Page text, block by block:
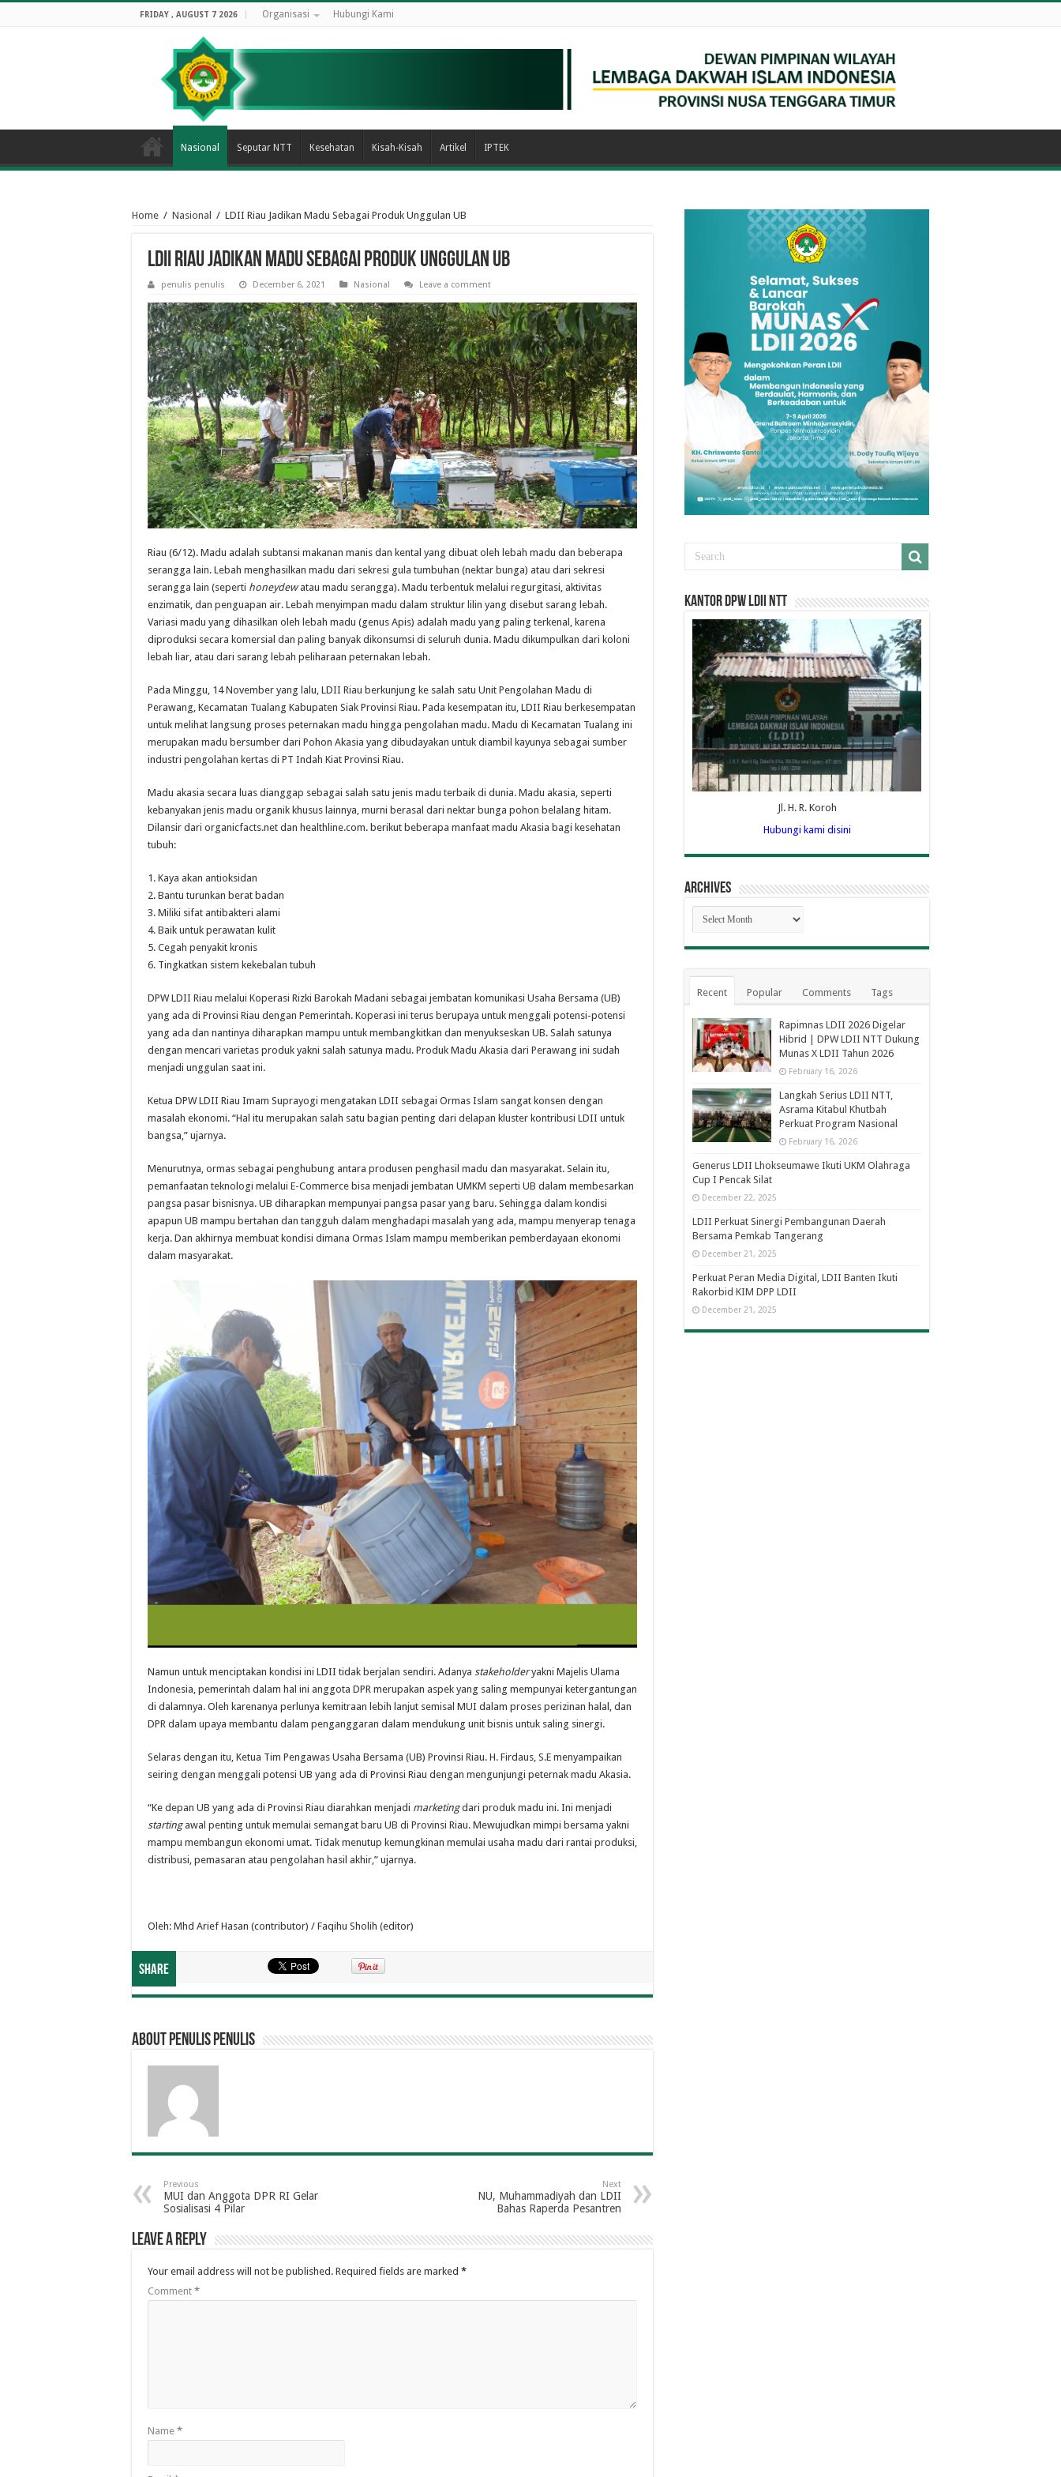
FRIDAY , AUGUST 7 2026 Organisasi Hubungi Kami
Nasional Seputar NTT Kesehatan Kisah-Kisah Artikel IPTEK
Home / Nasional / LDII Riau Jadikan Madu Sebagai Produk Unggulan UB
LDII Riau Jadikan Madu Sebagai Produk Unggulan UB
penulis penulis December 6, 2021 Nasional Leave a comment
Riau (6/12). Madu adalah subtansi makanan manis dan kental yang dibuat oleh lebah madu dan beberapa
serangga lain. Lebah menghasilkan madu dari sekresi gula tumbuhan (nektar bunga) atau dari sekresi
serangga lain (seperti honeydewatau madu serangga). Madu terbentuk melalui regurgitasi, aktivitas
enzimatik, dan penguapan air. Lebah menyimpan madu dalam struktur lilin yang disebut sarang lebah.
Variasi madu yang dihasilkan oleh lebah madu (genus Apis) adalah madu yang paling terkenal, karena
diproduksi secara komersial dan paling banyak dikonsumsi di seluruh dunia. Madu dikumpulkan dari koloni
lebah liar, atau dari sarang lebah peliharaan peternakan lebah.
Pada Minggu, 14 November yang lalu, LDII Riau berkunjung ke salah satu Unit Pengolahan Madu di
Perawang, Kecamatan Tualang Kabupaten Siak Provinsi Riau. Pada kesempatan itu, LDII Riau berkesempatan
untuk melihat langsung proses peternakan madu hingga pengolahan madu. Madu di Kecamatan Tualang ini
merupakan madu bersumber dari Pohon Akasia yang dibudayakan untuk diambil kayunya sebagai sumber
industri pengolahan kertas di PT Indah Kiat Provinsi Riau.
Madu akasia secara luas dianggap sebagai salah satu jenis madu terbaik di dunia. Madu akasia, seperti
kebanyakan jenis madu organik khusus lainnya, murni berasal dari nektar bunga pohon belalang hitam.
Dilansir dari organicfacts.net dan healthline.com. berikut beberapa manfaat madu Akasia bagi kesehatan
tubuh:
1. Kaya akan antioksidan
2. Bantu turunkan berat badan
3. Miliki sifat antibakteri alami
4. Baik untuk perawatan kulit
5. Cegah penyakit kronis
6. Tingkatkan sistem kekebalan tubuh
DPW LDII Riau melalui Koperasi Rizki Barokah Madani sebagai jembatan komunikasi Usaha Bersama (UB)
yang ada di Provinsi Riau dengan Pemerintah. Koperasi ini terus berupaya untuk menggali potensi-potensi
yang ada dan nantinya diharapkan mampu untuk membangkitkan dan menyukseskan UB. Salah satunya
dengan mencari varietas produk yakni salah satunya madu. Produk Madu Akasia dari Perawang ini sudah
menjadi unggulan saat ini.
Ketua DPW LDII Riau Imam Suprayogi mengatakan LDII sebagai Ormas Islam sangat konsen dengan
masalah ekonomi. “Hal itu merupakan salah satu bagian penting dari delapan kluster kontribusi LDII untuk
bangsa,” ujarnya.
Menurutnya, ormas sebagai penghubung antara produsen penghasil madu dan masyarakat. Selain itu,
pemanfaatan teknologi melalui E-Commerce bisa menjadi jembatan UMKM seperti UB dalam membesarkan
pangsa pasar bisnisnya. UB diharapkan mempunyai pangsa pasar yang baru. Sehingga dalam kondisi
apapun UB mampu bertahan dan tangguh dalam menghadapi masalah yang ada, mampu menyerap tenaga
kerja. Dan akhirnya membuat kondisi dimana Ormas Islam mampu memberikan pemberdayaan ekonomi
dalam masyarakat.
Namun untuk menciptakan kondisi ini LDII tidak berjalan sendiri. Adanya stakeholderyakni Majelis Ulama
Indonesia, pemerintah dalam hal ini anggota DPR merupakan aspek yang saling mempunyai ketergantungan
di dalamnya. Oleh karenanya perlunya kemitraan lebih lanjut semisal MUI dalam proses perizinan halal, dan
DPR dalam upaya membantu dalam penganggaran dalam mendukung unit bisnis untuk saling sinergi.
Selaras dengan itu, Ketua Tim Pengawas Usaha Bersama (UB) Provinsi Riau. H. Firdaus, S.E menyampaikan
seiring dengan menggali potensi UB yang ada di Provinsi Riau dengan mengunjungi peternak madu Akasia.
“Ke depan UB yang ada di Provinsi Riau diarahkan menjadi marketingdari produk madu ini. Ini menjadi
startingawal penting untuk memulai semangat baru UB di Provinsi Riau. Mewujudkan mimpi bersama yakni
mampu membangun ekonomi umat. Tidak menutup kemungkinan memulai usaha madu dari rantai produksi,
distribusi, pemasaran atau pengolahan hasil akhir,” ujarnya.
Oleh: Mhd Arief Hasan (contributor) / Faqihu Sholih (editor)
Share
About penulis penulis
Previous
MUI dan Anggota DPR RI Gelar
Sosialisasi 4 Pilar
Next
NU, Muhammadiyah dan LDII
Bahas Raperda Pesantren
Leave a Reply
Your email address will not be published. Required fields are marked *
Comment *
Name *
Kantor DPW LDII NTT
Jl. H. R. Koroh
Hubungi kami disini
Archives
Archives
Recent Popular Comments Tags
Rapimnas LDII 2026 Digelar
Hibrid | DPW LDII NTT Dukung
Munas X LDII Tahun 2026
February 16, 2026
Langkah Serius LDII NTT,
Asrama Kitabul Khutbah
Perkuat Program Nasional
February 16, 2026
Generus LDII Lhokseumawe Ikuti UKM Olahraga
Cup I Pencak Silat
December 22, 2025
LDII Perkuat Sinergi Pembangunan Daerah
Bersama Pemkab Tangerang
December 21, 2025
Perkuat Peran Media Digital, LDII Banten Ikuti
Rakorbid KIM DPP LDII
December 21, 2025